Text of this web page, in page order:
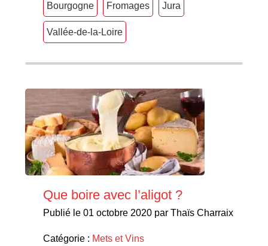
Bourgogne Fromages Jura
Vallée-de-la-Loire
Que boire avec l’aligot ?
Publié le 01 octobre 2020 par Thaïs Charraix
Catégorie : Mets et Vins